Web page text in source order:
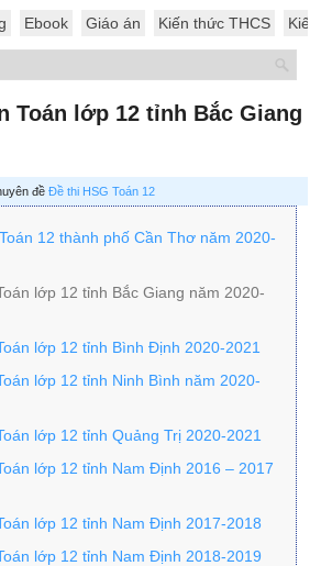
Ebook Giáo án Kiến thức THCS
Toán lớp 12 tỉnh Bắc Giang
đề Đề thi HSG Toán 12
12 thành phố Cần Thơ năm 2020-
lớp 12 tỉnh Bắc Giang năm 2020-
lớp 12 tỉnh Bình Định 2020-2021
lớp 12 tỉnh Ninh Bình năm 2020-
lớp 12 tỉnh Quảng Trị 2020-2021
lớp 12 tỉnh Nam Định 2016 – 2017
lớp 12 tỉnh Nam Định 2017-2018
lớp 12 tỉnh Nam Định 2018-2019